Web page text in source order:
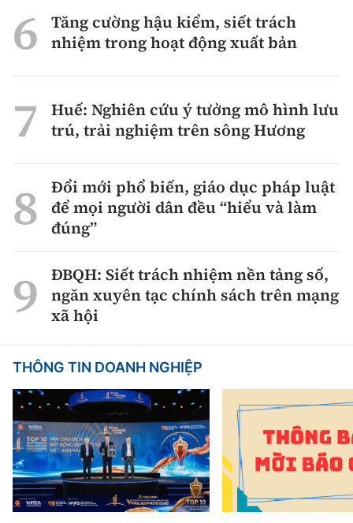
Tăng cường hậu kiểm, siết trách
nhiệm trong hoạt động xuất bản
Huế: Nghiên cứu ý tưởng mô hình lưu
trú, trải nghiệm trên sông Hương
Đổi mới phổ biến, giáo dục pháp luật
để mọi người dân đều “hiểu và làm
đúng”
ĐBQH: Siết trách nhiệm nền tảng số,
ngăn xuyên tạc chính sách trên mạng
xã hội
THÔNG TIN DOANH NGHIỆP